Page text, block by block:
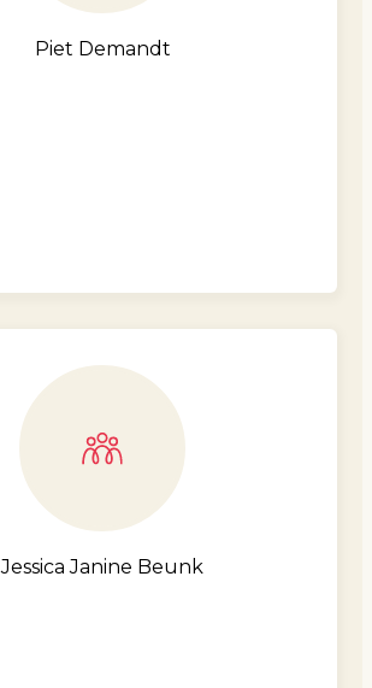
Piet Demandt
Jessica Janine Beunk